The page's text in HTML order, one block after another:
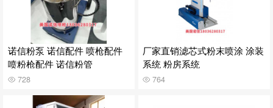
诺信粉泵 诺信配件 喷枪配件
喷粉枪配件 诺信粉管
728
厂家直销滤芯式粉末喷涂 涂装
系统 粉房系统
764